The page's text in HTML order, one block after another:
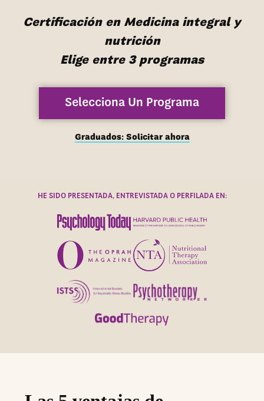
Certificación en Medicina integral y
nutrición
Elige entre 3 programas
Selecciona Un Programa
Graduados: Solicitar ahora
HE SIDO PRESENTADA, ENTREVISTADA O PERFILADA EN: